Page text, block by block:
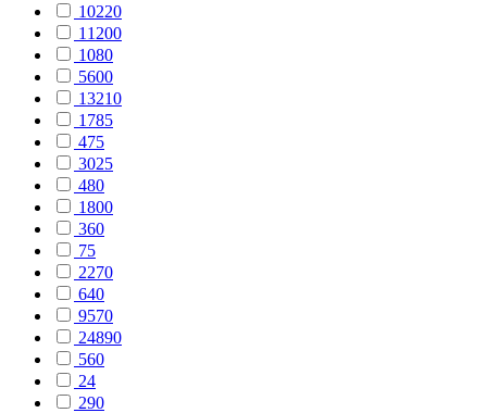
10220
11200
1080
5600
13210
1785
475
3025
480
1800
360
75
2270
640
9570
24890
560
24
290